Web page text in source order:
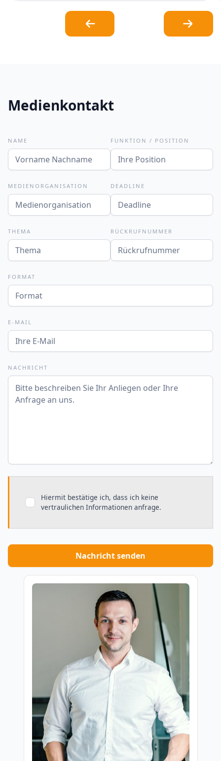
Medienkontakt
NAME FUNKTION / POSITION
MEDIENORGANISATION DEADLINE
THEMA RÜCKRUFNUMMER
FORMAT
E-MAIL
NACHRICHT
Hiermit bestätige ich, dass ich keine
vertraulichen Informationen anfrage.